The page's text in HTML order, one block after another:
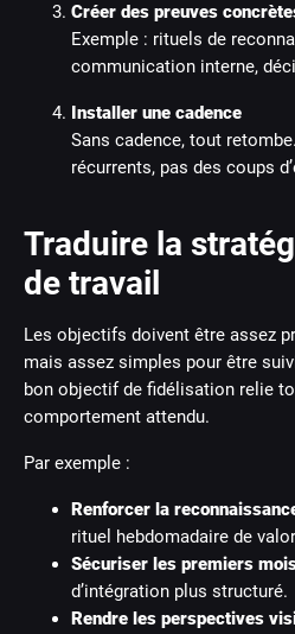
Créer des preuves
Exemple : rituels de
communication interne,
Installer une cadence
Sans cadence, tout
récurrents, pas des coups
Traduire la
de travail
Les objectifs doivent être assez
mais assez simples pour être
bon objectif de fidélisation relie
comportement attendu.
Par exemple :
Renforcer la
rituel hebdomadaire de
Sécuriser les premiers
d’intégration plus structuré.
Rendre les perspectives